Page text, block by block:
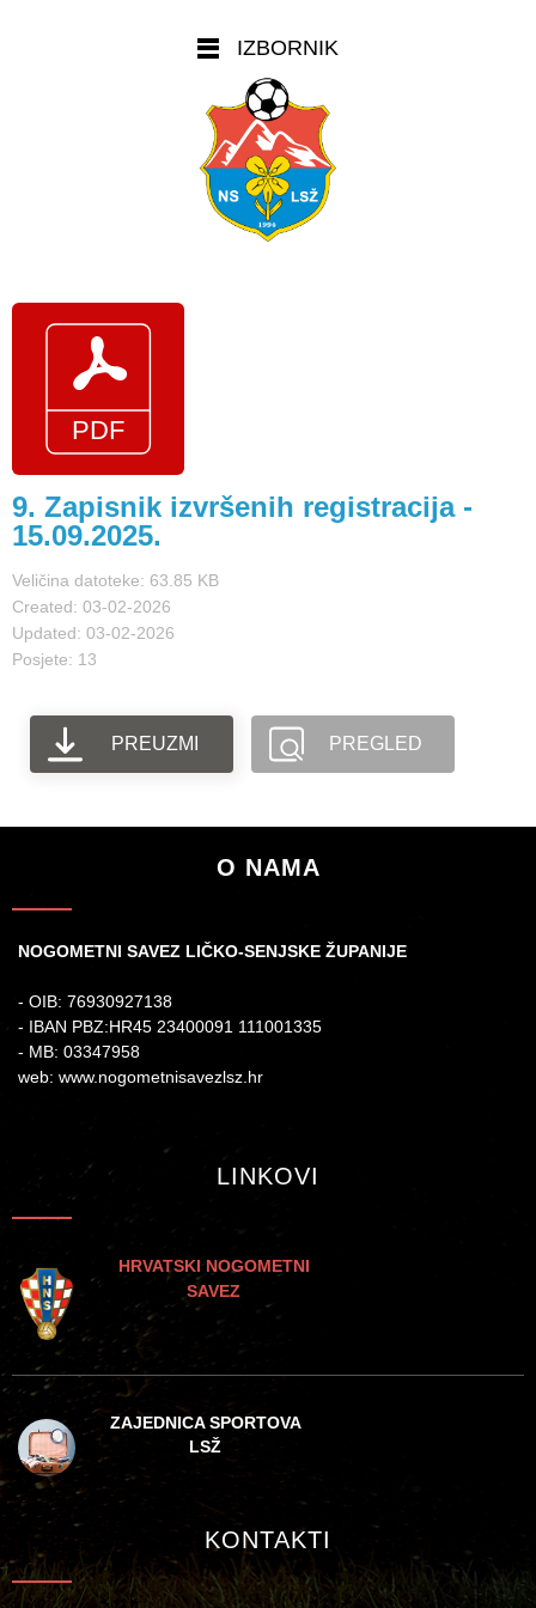
IZBORNIK
9. Zapisnik izvršenih registracija -
15.09.2025.
Veličina datoteke: 63.85 KB
Created: 03-02-2026
Updated: 03-02-2026
Posjete: 13
PREUZMI PREGLED
O NAMA
NOGOMETNI SAVEZ LIČKO-SENJSKE ŽUPANIJE
- OIB: 76930927138
- IBAN PBZ:HR45 23400091 111001335
- MB: 03347958
web: www.nogometnisavezlsz.hr
LINKOVI
HRVATSKI NOGOMETNI
SAVEZ
ZAJEDNICA SPORTOVA
LSŽ
KONTAKTI